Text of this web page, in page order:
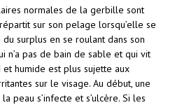
normales de la gerbille sont
sur son pelage lorsqu’elle se
surplus en se roulant dans son
n’a pas de bain de sable et qui vit
humide est plus sujette aux
sur le visage. Au début, une
peau s’infecte et s’ulcère. Si les